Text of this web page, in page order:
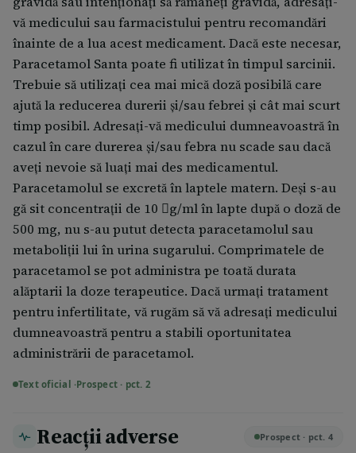
vă medicului sau farmacistului pentru recomandări
înainte de a lua acest medicament. Dacă este necesar,
Paracetamol Santa poate fi utilizat în timpul sarcinii.
Trebuie să utilizați cea mai mică doză posibilă care
ajută la reducerea durerii și/sau febrei și cât mai scurt
timp posibil. Adresați-vă medicului dumneavoastră în
cazul în care durerea și/sau febra nu scade sau dacă
aveți nevoie să luați mai des medicamentul.
Paracetamolul se excretă în laptele matern. Deși s-au
gă sit concentrații de 10 g/ml în lapte după o doză de
500 mg, nu s-au putut detecta paracetamolul sau
metaboliții lui în urina sugarului. Comprimatele de
paracetamol se pot administra pe toată durata
alăptarii la doze terapeutice. Dacă urmaţi tratament
pentru infertilitate, vă rugăm să vă adresaţi medicului
dumneavoastră pentru a stabili oportunitatea
administrării de paracetamol.
Text oficial ·Prospect · pct. 2
Reacții adverse Prospect · pct. 4